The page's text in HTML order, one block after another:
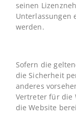
seinen
Unterlassungen
werden.
Sofern die
die Sicherheit
anderes
Vertreter für die
die Website